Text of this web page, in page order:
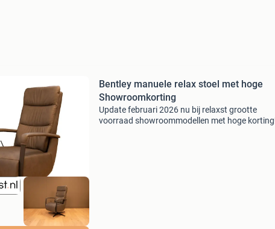
Bentley manuele relax stoel met hoge
Showroomkorting
Update februari 2026 nu bij relaxst grootte
voorraad showroommodellen met hoge